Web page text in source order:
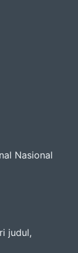
Nasional
judul,